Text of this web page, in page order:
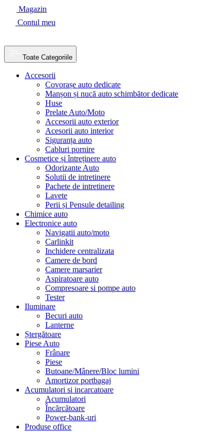
Magazin
Contul meu
Toate Categoriile
Accesorii
Covorașe auto dedicate
Manșon și nucă auto schimbător dedicate
Huse
Prelate Auto/Moto
Accesorii auto exterior
Acesorii auto interior
Siguranța auto
Cabluri pornire
Cosmetice și întreținere auto
Odorizante Auto
Solutii de intretinere
Pachete de intretinere
Lavete
Perii și Pensule detailing
Chimice auto
Electronice auto
Navigatii auto/moto
Carlinkit
Inchidere centralizata
Camere de bord
Camere marsarier
Aspiratoare auto
Compresoare si pompe auto
Tester
Iluminare
Becuri auto
Lanterne
Ștergătoare
Piese Auto
Frânare
Piese
Butoane/Mânere/Bloc lumini
Amortizor portbagaj
Acumulatori si incarcatoare
Acumulatori
Încărcătoare
Power-bank-uri
Produse office